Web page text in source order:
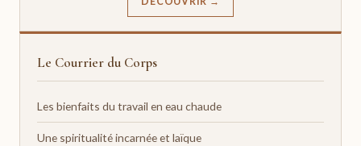
Le Courrier du Corps
Les bienfaits du travail en eau chaude
Une spiritualité incarnée et laïque